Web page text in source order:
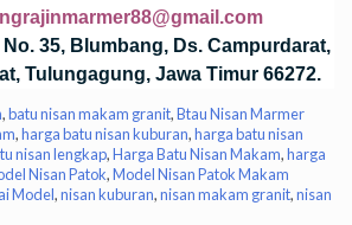
35, Blumbang, Ds. Campurdarat,
Tulungagung, Jawa Timur 66272.
,batu nisan makam granit,Btau Nisan Marmer
,harga batu nisan kuburan,harga batu nisan
nisan lengkap,Harga Batu Nisan Makam,harga
Nisan Patok,Model Nisan Patok Makam
Model,nisan kuburan,nisan makam granit,nisan